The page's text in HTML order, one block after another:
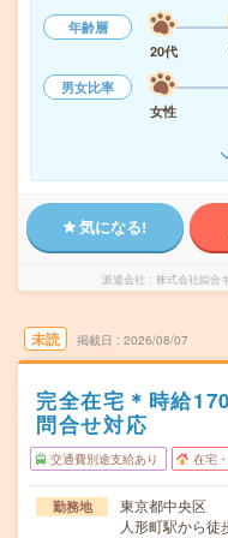
年齢層
20代
男女比率
女性
気になる!
派遣会社 株式会社綜合
未読 掲載日 2026/08/07
完全在宅＊時給
問合せ対応
交通費別途支給あり 在宅
勤務地
東京都中央区
人形町駅から